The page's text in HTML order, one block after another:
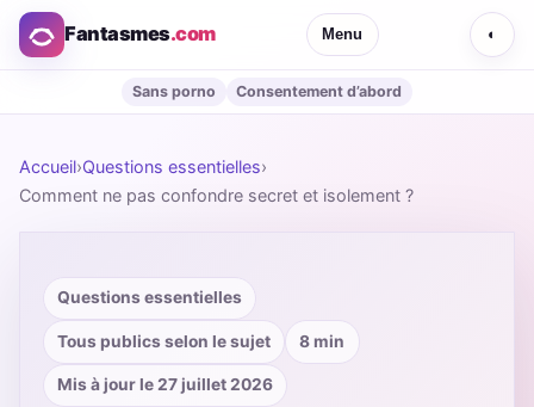
Fantasmes.com Menu ◐
Sans porno Consentement d’abord
Accueil›Questions essentielles›
Comment ne pas confondre secret et isolement ?
Questions essentielles
Tous publics selon le sujet 8 min
Mis à jour le 27 juillet 2026